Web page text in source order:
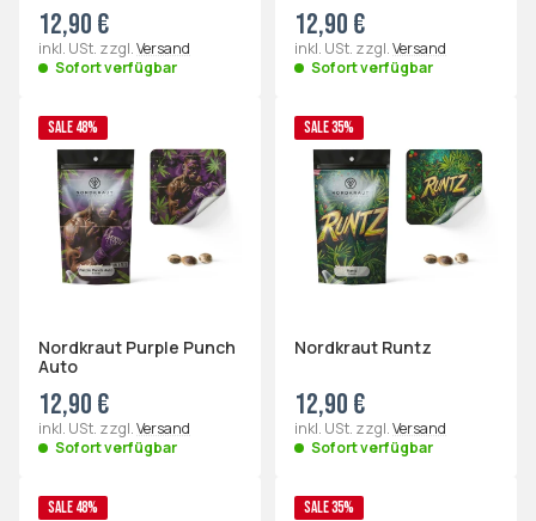
12,90 €
inkl. USt. zzgl.Versand
Sofort verfügbar
12,90 €
inkl. USt. zzgl.Versand
Sofort verfügbar
SALE 48%
Nordkraut Purple Punch
Auto
12,90 €
inkl. USt. zzgl.Versand
Sofort verfügbar
SALE 35%
Nordkraut Runtz
12,90 €
inkl. USt. zzgl.Versand
Sofort verfügbar
SALE 48% SALE 35%